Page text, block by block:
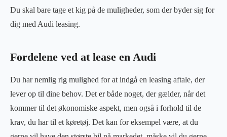
Du skal bare tage et kig på de muligheder, som der byder sig for
dig med Audi leasing.
Fordelene ved at lease en Audi
Du har nemlig rig mulighed for at indgå en leasing aftale, der
lever op til dine behov. Det er både noget, der gælder, når det
kommer til det økonomiske aspekt, men også i forhold til de
krav, du har til et køretøj. Det kan for eksempel være, at du